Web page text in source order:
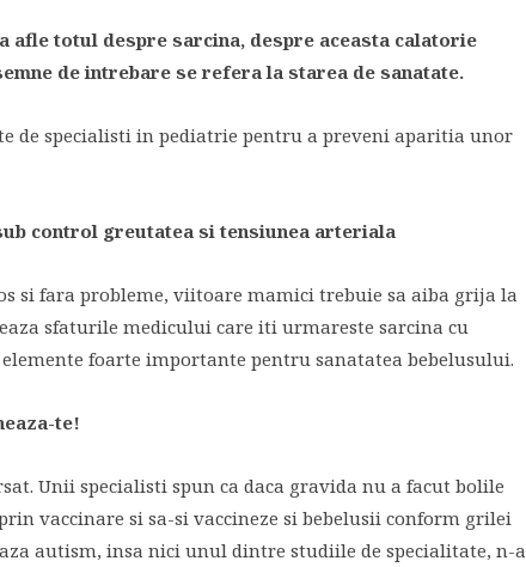
afle totul despre sarcina, despre aceasta calatorie
de intrebare se refera la starea de sanatate.
de specialisti in pediatrie pentru a preveni aparitia unor
control greutatea si tensiunea arteriala
si fara probleme, viitoare mamici trebuie sa aiba grija la
sfaturile medicului care iti urmareste sarcina cu
foarte importante pentru sanatatea bebelusului.
te!
Unii specialisti spun ca daca gravida nu a facut bolile
vaccinare si sa-si vaccineze si bebelusii conform grilei
autism, insa nici unul dintre studiile de specialitate, n-a